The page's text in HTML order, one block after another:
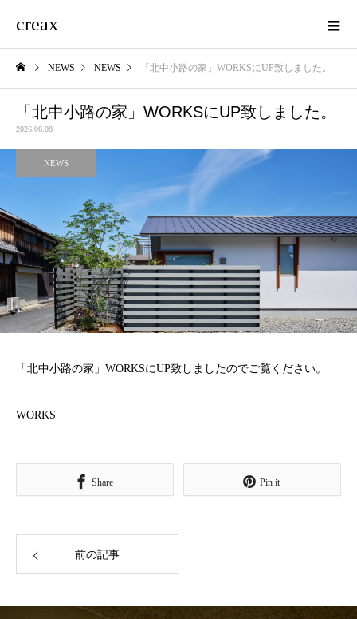
creax
NEWS NEWS 「北中小路の家」WORKSにUP致しました。
「北中小路の家」WORKSにUP致しました。
2026.06.08
NEWS
「北中小路の家」WORKSにUP致しましたのでご覧ください。
WORKS
Share Pin it
前の記事